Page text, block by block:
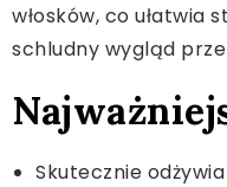
włosków, co ułatwia
schludny wygląd
Skutecznie